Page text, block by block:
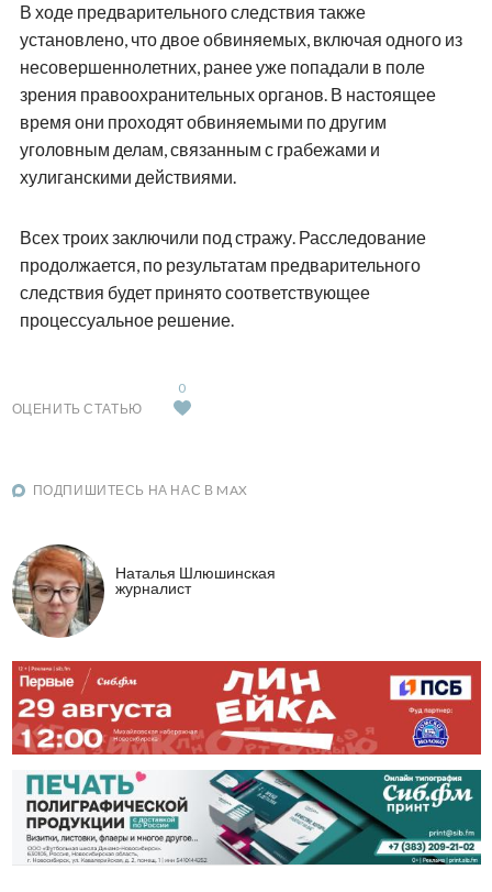
В ходе предварительного следствия также
установлено, что двое обвиняемых, включая одного из
несовершеннолетних, ранее уже попадали в поле
зрения правоохранительных органов. В настоящее
время они проходят обвиняемыми по другим
уголовным делам, связанным с грабежами и
хулиганскими действиями.
Всех троих заключили под стражу. Расследование
продолжается, по результатам предварительного
следствия будет принято соответствующее
процессуальное решение.
ОЦЕНИТЬ СТАТЬЮ
0
ПОДПИШИТЕСЬ НА НАС В MAX
Наталья Шлюшинская
журналист